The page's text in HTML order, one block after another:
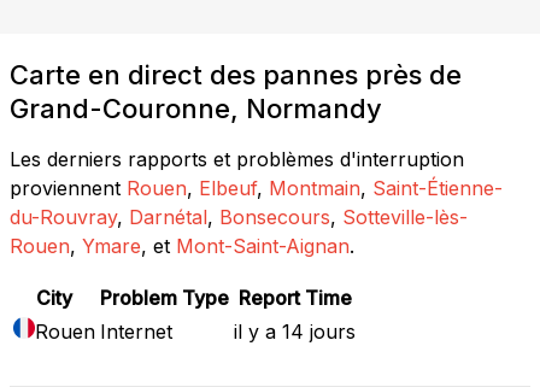
Carte en direct des pannes près de
Grand-Couronne, Normandy
Les derniers rapports et problèmes d'interruption
proviennent Rouen, Elbeuf, Montmain, Saint-Étienne-
du-Rouvray, Darnétal, Bonsecours, Sotteville-lès-
Rouen, Ymare, et Mont-Saint-Aignan.
City Problem Type Report Time
Rouen Internet il y a 14 jours